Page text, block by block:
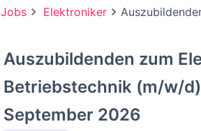
Jobs Elektroniker
Auszubildenden zum
Betriebstechnik (m/w/
September 2026